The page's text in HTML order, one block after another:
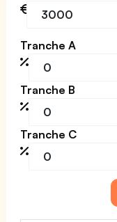
Tranche A
Tranche B
Tranche C